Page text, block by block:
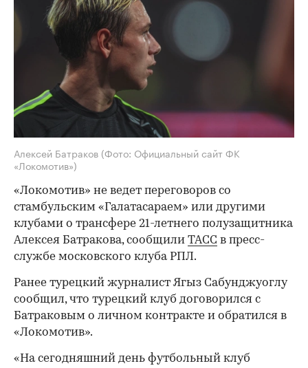
Алексей Батраков (Фото: Официальный сайт ФК
«Локомотив»)
«Локомотив» не ведет переговоров со
стамбульским «Галатасараем» или другими
клубами о трансфере 21-летнего полузащитника
Алексея Батракова, сообщили ТАСС в пресс-
службе московского клуба РПЛ.
Ранее турецкий журналист Ягыз Сабунджуоглу
сообщил, что турецкий клуб договорился с
Батраковым о личном контракте и обратился в
«Локомотив».
«На сегодняшний день футбольный клуб